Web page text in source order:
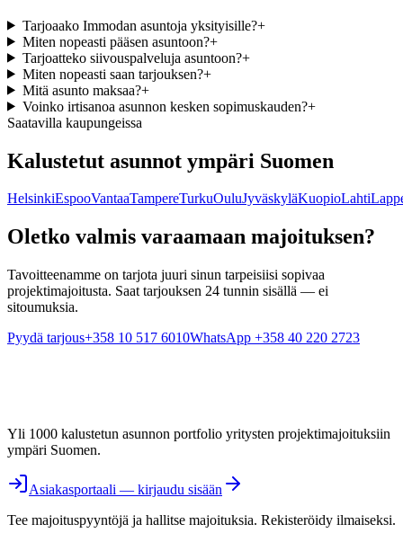
Tarjoaako Immodan asuntoja yksityisille?+
Miten nopeasti pääsen asuntoon?+
Tarjoatteko siivouspalveluja asuntoon?+
Miten nopeasti saan tarjouksen?+
Mitä asunto maksaa?+
Voinko irtisanoa asunnon kesken sopimuskauden?+
Saatavilla kaupungeissa
Kalustetut asunnot ympäri Suomen
HelsinkiEspooVantaaTampereTurkuOuluJyväskyläKuopioLahti
Oletko valmis varaamaan majoituksen?
Tavoitteenamme on tarjota juuri sinun tarpeisiisi sopivaa
projektimajoitusta. Saat tarjouksen 24 tunnin sisällä — ei
sitoumuksia.
Pyydä tarjous+358 10 517 6010WhatsApp +358 40 220 2723
Yli 1000 kalustetun asunnon portfolio yritysten projektimajoituksiin
ympäri Suomen.
Asiakasportaali — kirjaudu sisään
Tee majoituspyyntöjä ja hallitse majoituksia. Rekisteröidy ilmaiseksi.